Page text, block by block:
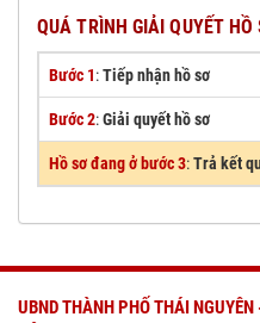
QUÁ TRÌNH GIẢI QUYẾT HỒ
Bước 1:Tiếp nhận hồ sơ
Bước 2:Giải quyết hồ sơ
Hồ sơ đang ở bước 3:Trả kết
UBND THÀNH PHỐ THÁI